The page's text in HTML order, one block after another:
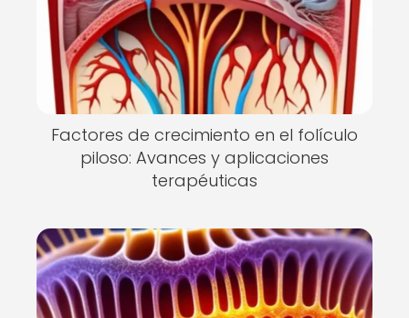
Factores de crecimiento en el folículo
piloso: Avances y aplicaciones
terapéuticas